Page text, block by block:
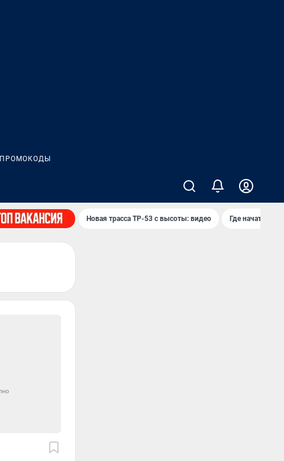
ПРОМОКОДЫ
Новая трасса ТР-53 с высоты: видео Где начать